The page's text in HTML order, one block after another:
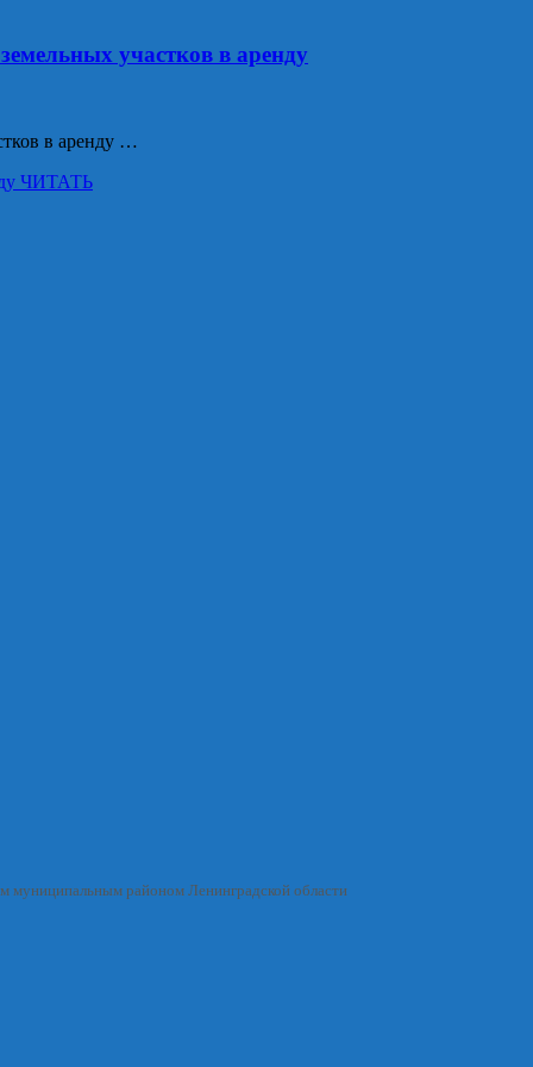
участков в аренду
в аренду …
ЧИТАТЬ
муниципальным районом Ленинградской области